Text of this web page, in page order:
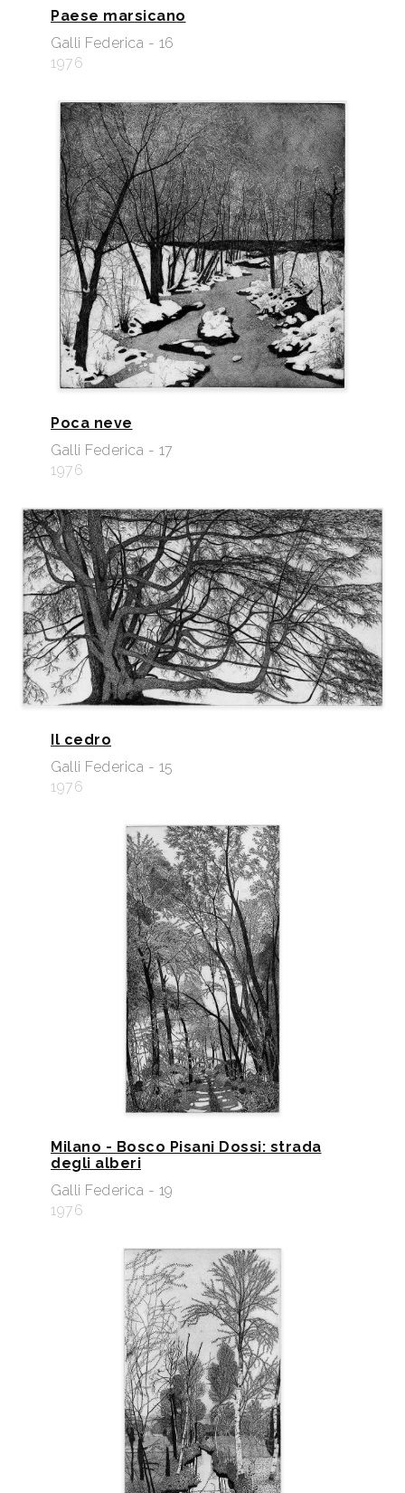
Paese marsicano
Galli Federica - 16
1976
Poca neve
Galli Federica - 17
1976
Il cedro
Galli Federica - 15
1976
Milano - Bosco Pisani Dossi: strada
degli alberi
Galli Federica - 19
1976